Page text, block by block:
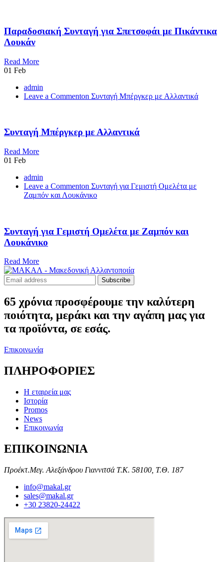
Παραδοσιακή Συνταγή για Σπετσοφάι με Πικάντικα
Λουκάν
Read More
01 Feb
admin
Leave a Commenton Συνταγή Μπέργκερ με Αλλαντικά
Συνταγή Μπέργκερ με Αλλαντικά
Read More
01 Feb
admin
Leave a Commenton Συνταγή για Γεμιστή Ομελέτα με
Ζαμπόν και Λουκάνικο
Συνταγή για Γεμιστή Ομελέτα με Ζαμπόν και
Λουκάνικο
Read More
Subscribe
65 χρόνια προσφέρουμε την καλύτερη
ποιότητα, μεράκι και την αγάπη μας για
τα προϊόντα, σε εσάς.
Επικοινωνία
ΠΛΗΡΟΦΟΡΙΕΣ
Η εταιρεία μας
Ιστορία
Promos
News
Επικοινωνία
ΕΠΙΚΟΙΝΩΝΙΑ
Προέκτ.Μεγ. Αλεξάνδρου Γιαννιτσά Τ.Κ. 58100, Τ.Θ. 187
info@makal.gr
sales@makal.gr
+30 23820-24422